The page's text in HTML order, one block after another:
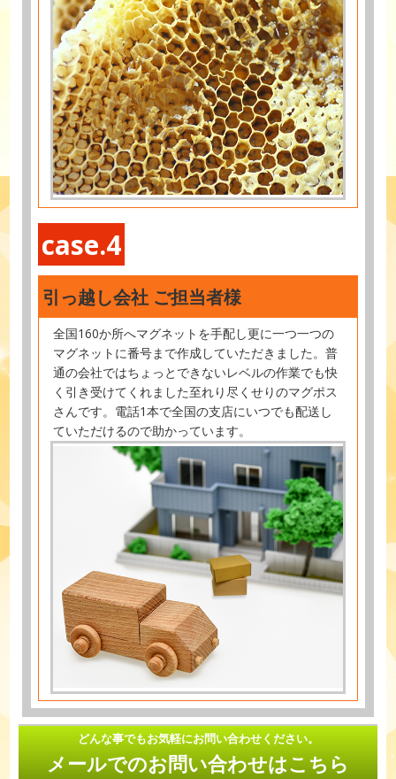
case.4
引っ越し会社 ご担当者様
全国160か所へマグネットを手配し更に一つ一つの
マグネットに番号まで作成していただきました。普
通の会社ではちょっとできないレベルの作業でも快
く引き受けてくれました至れり尽くせりのマグポス
さんです。電話1本で全国の支店にいつでも配送し
ていただけるので助かっています。
どんな事でもお気軽にお問い合わせください。
メールでのお問い合わせはこちら